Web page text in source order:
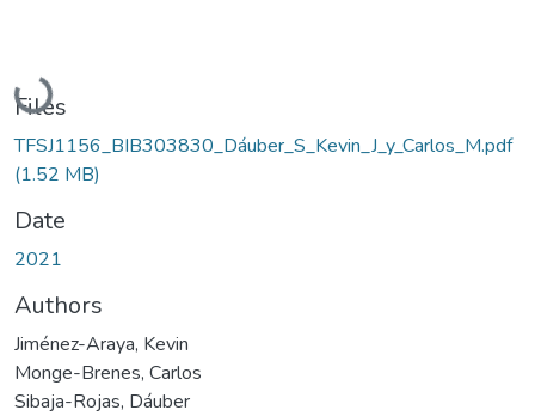
Loading...
Files
TFSJ1156_BIB303830_Dáuber_S_Kevin_J_y_Carlos_M.pdf
(1.52 MB)
Date
2021
Authors
Jiménez-Araya, Kevin
Monge-Brenes, Carlos
Sibaja-Rojas, Dáuber